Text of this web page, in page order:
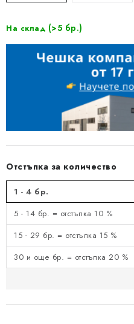
На склад (>5 бр.)
Отстъпка за количество
1 - 4 бр.
5 - 14 бр. = отстъпка 10 %
15 - 29 бр. = отстъпка 15 %
30 и още бр. = отстъпка 20 %